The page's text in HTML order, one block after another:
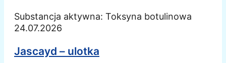
Substancja aktywna: Toksyna botulinowa
24.07.2026
Jascayd – ulotka